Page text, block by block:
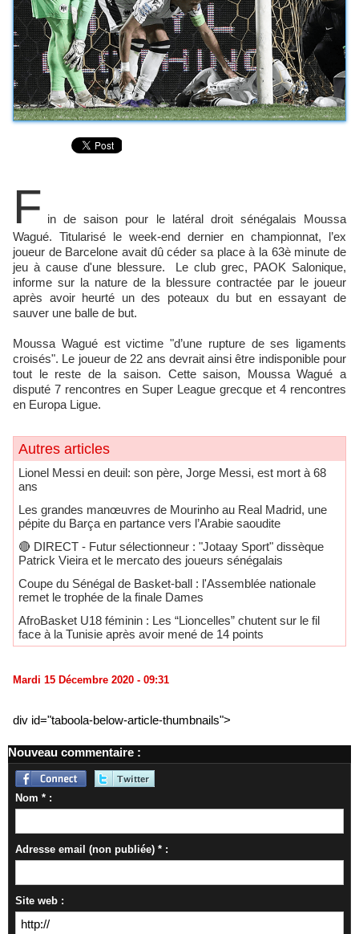
F in de saison pour le latéral droit sénégalais Moussa
Wagué. Titularisé le week-end dernier en championnat, l’ex
joueur de Barcelone avait dû céder sa place à la 63è minute de
jeu à cause d'une blessure. Le club grec, PAOK Salonique,
informe sur la nature de la blessure contractée par le joueur
après avoir heurté un des poteaux du but en essayant de
sauver une balle de but.
Moussa Wagué est victime "d’une rupture de ses ligaments
croisés". Le joueur de 22 ans devrait ainsi être indisponible pour
tout le reste de la saison. Cette saison, Moussa Wagué a
disputé 7 rencontres en Super League grecque et 4 rencontres
en Europa Ligue.
Autres articles
Lionel Messi en deuil: son père, Jorge Messi, est mort à 68
ans
Les grandes manœuvres de Mourinho au Real Madrid, une
pépite du Barça en partance vers l’Arabie saoudite
🔴​ DIRECT - Futur sélectionneur : "Jotaay Sport" dissèque
Patrick Vieira et le mercato des joueurs sénégalais
Coupe du Sénégal de Basket-ball : l'Assemblée nationale
remet le trophée de la finale Dames
AfroBasket U18 féminin : Les “Lioncelles” chutent sur le fil
face à la Tunisie après avoir mené de 14 points
Mardi 15 Décembre 2020 - 09:31
div id="taboola-below-article-thumbnails">
Nouveau commentaire :
Nom * :
Adresse email (non publiée) * :
Site web :